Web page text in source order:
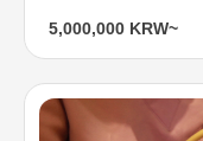
5,000,000 KRW~